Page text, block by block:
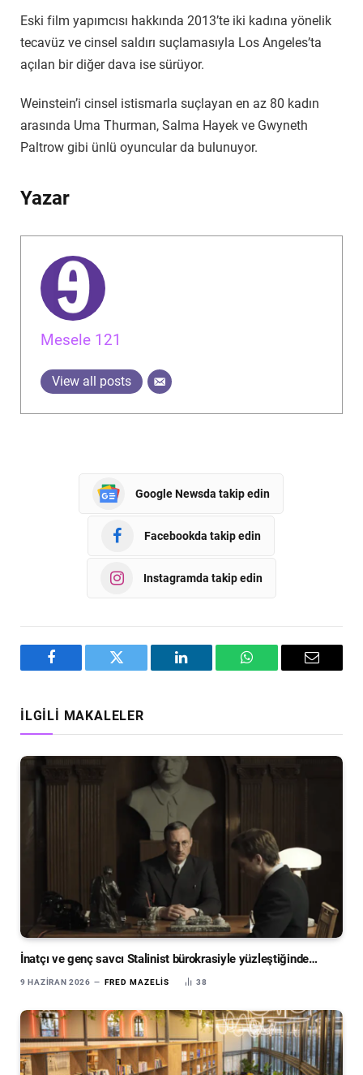
Eski film yapımcısı hakkında 2013’te iki kadına yönelik
tecavüz ve cinsel saldırı suçlamasıyla Los Angeles’ta
açılan bir diğer dava ise sürüyor.
Weinstein’i cinsel istismarla suçlayan en az 80 kadın
arasında Uma Thurman, Salma Hayek ve Gwyneth
Paltrow gibi ünlü oyuncular da bulunuyor.
Yazar
Mesele 121
View all posts
Google Newsda takip edin
Facebookda takip edin
Instagramda takip edin
Facebook Twitter LinkedIn WhatsAppEmail
İLGILI MAKALELER
İnatçı ve genç savcı Stalinist bürokrasiyle yüzleştiğinde…
9 HAZIRAN 2026 FRED MAZELIS 38